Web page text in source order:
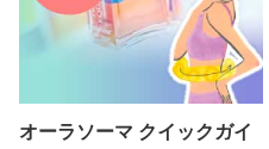
オーラソーマ クイックガイ